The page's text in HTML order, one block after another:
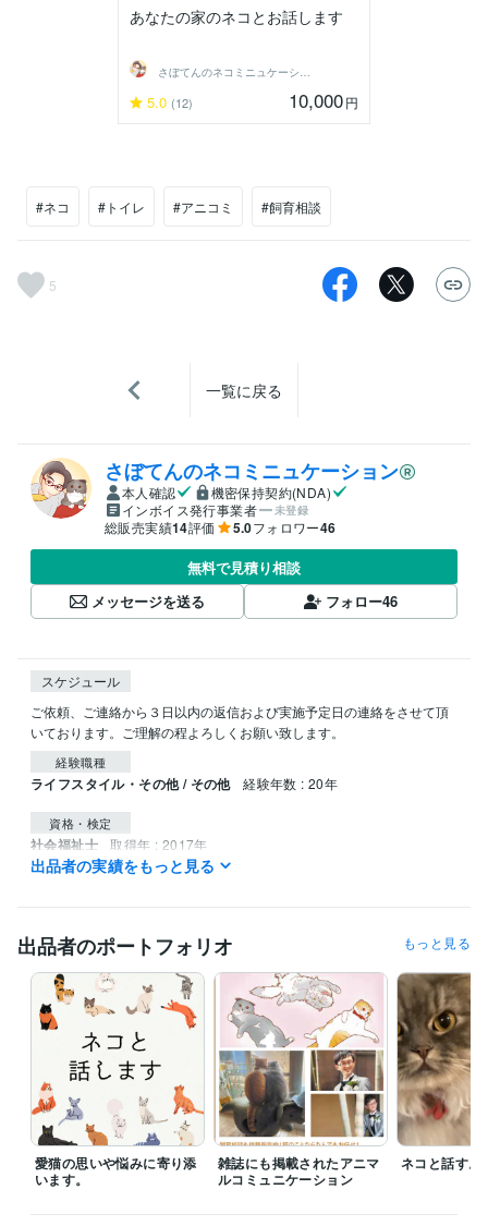
あなたの家のネコとお話します
さぼてんのネコミニュケーション
5.0 (12) 10,000円
#ネコ #トイレ #アニコミ #飼育相談
5
一覧に戻る
さぼてんのネコミニュケーション
本人確認
機密保持契約(NDA)
インボイス発行事業者
未登録
総販売実績14評価 5.0フォロワー46
無料で見積り相談
メッセージを送る
フォロー46
スケジュール
ご依頼、ご連絡から３日以内の返信および実施予定日の連絡をさせて頂
いております。ご理解の程よろしくお願い致します。
経験職種
ライフスタイル・その他 / その他 経験年数 : 20年
資格・検定
社会福祉士 取得年 : 2017年
社会福祉主事任用資格 取得年 : 2007年
占い アニマルコミュニケーション
ペット 動物 コミュニケーション ねこ 犬 ネコ 猫 魚
住まい・美容・生活相談 ネコの飼育
ペット ねこ ネコ 猫 飼育
出品者の実績をもっと見る
出品者のポートフォリオ もっと見る
愛猫の思いや悩みに寄り添
います。
雑誌にも掲載されたアニマ
ルコミュニケーション
ネコと話す。